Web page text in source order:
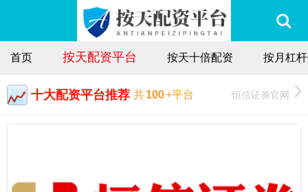
首页 按天配资平台 按天十倍配资 按月杠
十大配资平台推荐 共100+平台 恒信证券官网